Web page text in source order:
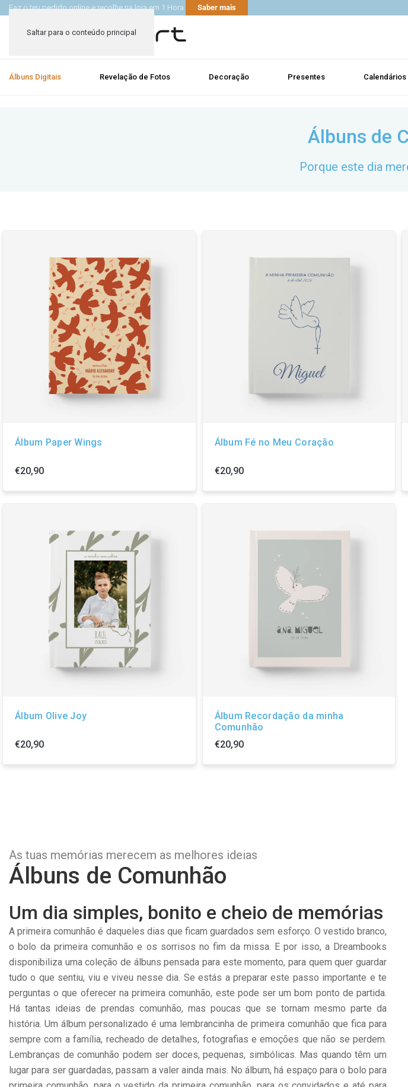
Saltar para o conteúdo principal
Faz o teu pedido online e recolhe na loja em 1 Hora Saber mais
Álbuns Digitais Revelação de Fotos Decoração Presentes Calendários
Álbuns de
Porque este dia
Álbum Paper Wings
€20,90
Álbum Fé no Meu Coração
€20,90
Álbum Olive Joy
€20,90
Álbum Recordação da minha
Comunhão
€20,90
As tuas memórias merecem as melhores ideias
Álbuns de Comunhão
Um dia simples, bonito e cheio de memórias
A primeira comunhão é daqueles dias que ficam guardados sem esforço. O vestido branco,
o bolo da primeira comunhão e os sorrisos no fim da missa. E por isso, a Dreambooks
disponibiliza uma coleção de álbuns pensada para este momento, para quem quer guardar
tudo o que sentiu, viu e viveu nesse dia. Se estás a preparar este passo importante e te
perguntas o que oferecer na primeira comunhão, este pode ser um bom ponto de partida.
Há tantas ideias de prendas comunhão, mas poucas que se tornam mesmo parte da
história. Um álbum personalizado é uma lembrancinha de primeira comunhão que fica para
sempre com a família, recheado de detalhes, fotografias e emoções que não se perdem.
Lembranças de comunhão podem ser doces, pequenas, simbólicas. Mas quando têm um
lugar para ser guardadas, passam a valer ainda mais. No álbum, há espaço para o bolo para